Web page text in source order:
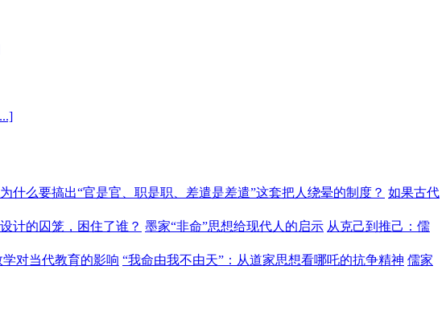
什么要搞出“官是官、职是职、差遣是差遣”这套把人绕晕的制度？ 如果古代
计的囚笼，困住了谁？ 墨家“非命”思想给现代人的启示 从克己到推己：儒
学对当代教育的影响 “我命由我不由天”：从道家思想看哪吒的抗争精神 儒家